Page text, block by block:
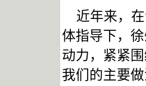
近年来，在
体指导下，
动力，紧紧
我们的主要做